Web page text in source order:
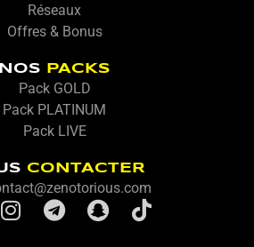
Réseaux
Offres & Bonus
NOS PACKS
Pack GOLD
Pack PLATINUM
Pack LIVE
CONTACTER
I
T
S
T